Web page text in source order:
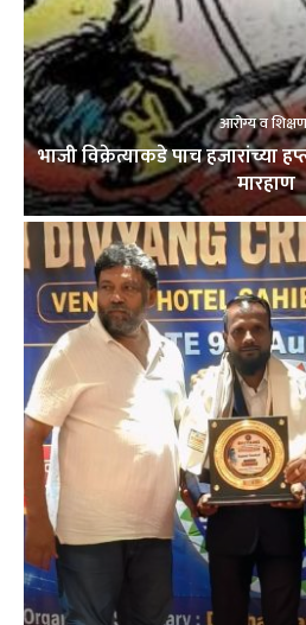
आरोग्य व शिक्षण
भाजी विक्रेत्याकडे पाच हजारांच्या
मारहाण